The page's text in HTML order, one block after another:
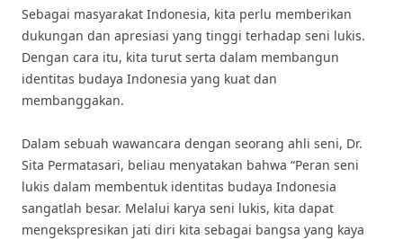
Sebagai masyarakat Indonesia, kita perlu memberikan
dukungan dan apresiasi yang tinggi terhadap seni lukis.
Dengan cara itu, kita turut serta dalam membangun
identitas budaya Indonesia yang kuat dan
membanggakan.
Dalam sebuah wawancara dengan seorang ahli seni, Dr.
Sita Permatasari, beliau menyatakan bahwa “Peran seni
lukis dalam membentuk identitas budaya Indonesia
sangatlah besar. Melalui karya seni lukis, kita dapat
mengekspresikan jati diri kita sebagai bangsa yang kaya